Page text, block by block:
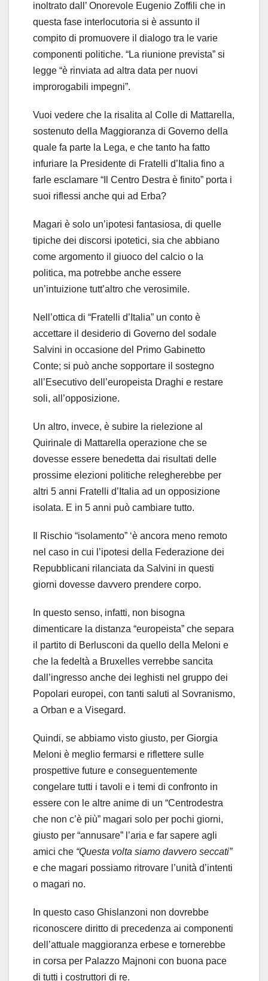
inoltrato dall’ Onorevole Eugenio Zoffili che in
questa fase interlocutoria si è assunto il
compito di promuovere il dialogo tra le varie
componenti politiche. “La riunione prevista” si
legge “è rinviata ad altra data per nuovi
improrogabili impegni”.
Vuoi vedere che la risalita al Colle di Mattarella,
sostenuto della Maggioranza di Governo della
quale fa parte la Lega, e che tanto ha fatto
infuriare la Presidente di Fratelli d’Italia fino a
farle esclamare “Il Centro Destra è finito” porta i
suoi riflessi anche qui ad Erba?
Magari è solo un’ipotesi fantasiosa, di quelle
tipiche dei discorsi ipotetici, sia che abbiano
come argomento il giuoco del calcio o la
politica, ma potrebbe anche essere
un’intuizione tutt’altro che verosimile.
Nell’ottica di “Fratelli d’Italia” un conto è
accettare il desiderio di Governo del sodale
Salvini in occasione del Primo Gabinetto
Conte; si può anche sopportare il sostegno
all’Esecutivo dell’europeista Draghi e restare
soli, all’opposizione.
Un altro, invece, è subire la rielezione al
Quirinale di Mattarella operazione che se
dovesse essere benedetta dai risultati delle
prossime elezioni politiche relegherebbe per
altri 5 anni Fratelli d’Italia ad un opposizione
isolata. E in 5 anni può cambiare tutto.
Il Rischio “isolamento” ‘è ancora meno remoto
nel caso in cui l’ipotesi della Federazione dei
Repubblicani rilanciata da Salvini in questi
giorni dovesse davvero prendere corpo.
In questo senso, infatti, non bisogna
dimenticare la distanza “europeista” che separa
il partito di Berlusconi da quello della Meloni e
che la fedeltà a Bruxelles verrebbe sancita
dall’ingresso anche dei leghisti nel gruppo dei
Popolari europei, con tanti saluti al Sovranismo,
a Orban e a Visegard.
Quindi, se abbiamo visto giusto, per Giorgia
Meloni è meglio fermarsi e riflettere sulle
prospettive future e conseguentemente
congelare tutti i tavoli e i temi di confronto in
essere con le altre anime di un “Centrodestra
che non c’è più” magari solo per pochi giorni,
giusto per “annusare” l’aria e far sapere agli
amici che “Questa volta siamo davvero seccati”
e che magari possiamo ritrovare l’unità d’intenti
o magari no.
In questo caso Ghislanzoni non dovrebbe
riconoscere diritto di precedenza ai componenti
dell’attuale maggioranza erbese e tornerebbe
in corsa per Palazzo Majnoni con buona pace
di tutti i costruttori di re.